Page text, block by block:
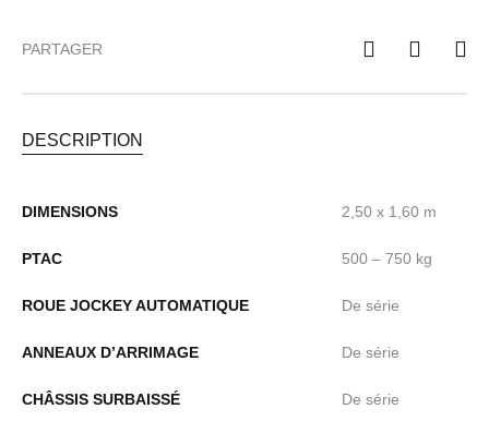
PARTAGER
DESCRIPTION
DIMENSIONS 2,50 x 1,60 m
PTAC 500 – 750 kg
ROUE JOCKEY AUTOMATIQUE De série
ANNEAUX D’ARRIMAGE De série
CHÂSSIS SURBAISSÉ De série